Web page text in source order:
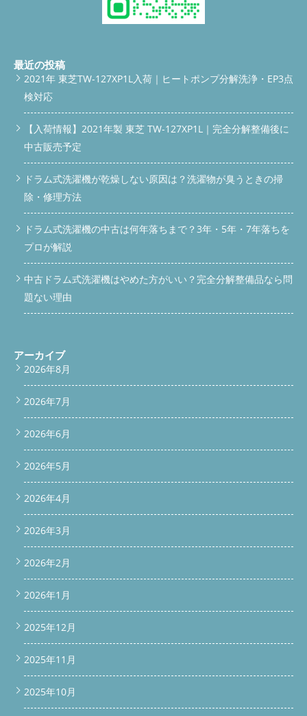
最近の投稿
2021年 東芝TW-127XP1L入荷｜ヒートポンプ分解洗浄・EP3点
検対応
【入荷情報】2021年製 東芝 TW-127XP1L｜完全分解整備後に
中古販売予定
ドラム式洗濯機が乾燥しない原因は？洗濯物が臭うときの掃
除・修理方法
ドラム式洗濯機の中古は何年落ちまで？3年・5年・7年落ちを
プロが解説
中古ドラム式洗濯機はやめた方がいい？完全分解整備品なら問
題ない理由
アーカイブ
2026年8月
2026年7月
2026年6月
2026年5月
2026年4月
2026年3月
2026年2月
2026年1月
2025年12月
2025年11月
2025年10月